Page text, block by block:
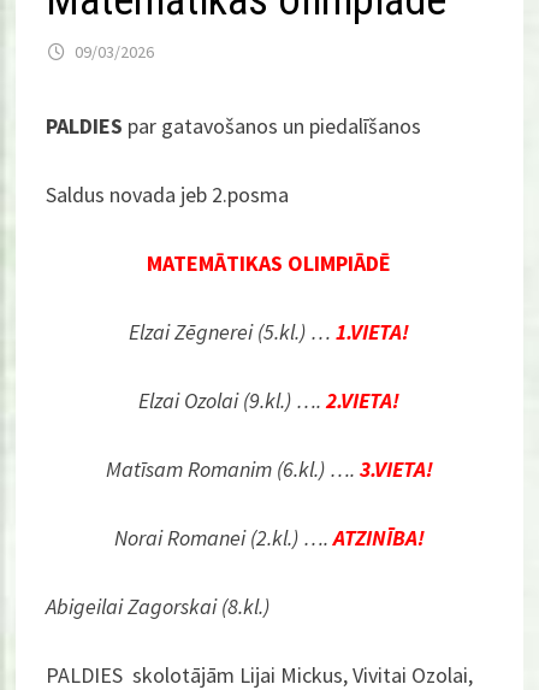
09/03/2026
PALDIES par gatavošanos un piedalīšanos
Saldus novada jeb 2.posma
MATEMĀTIKAS OLIMPIĀDĒ
Elzai Zēgnerei (5.kl.) …1.VIETA!
Elzai Ozolai (9.kl.) ….2.VIETA!
Matīsam Romanim (6.kl.) …. 3.VIETA!
Norai Romanei (2.kl.) ….ATZINĪBA!
Abigeilai Zagorskai (8.kl.)
PALDIES skolotājām Lijai Mickus, Vivitai Ozolai,